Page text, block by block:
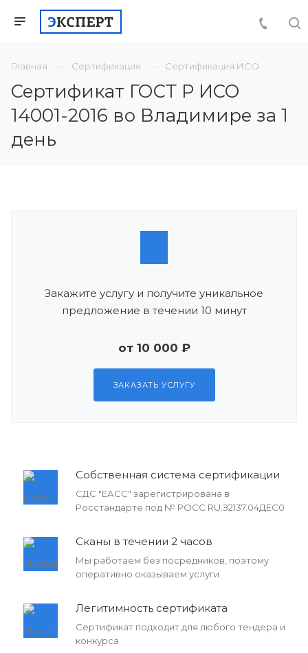
Главная Сертификация Сертификация ИСО
Сертификат ГОСТ Р ИСО
14001-2016 во Владимире за 1
день
Закажите услугу и получите уникальное
предложение в течении 10 минут
от 10 000 ₽
ЗАКАЗАТЬ УСЛУГУ
Собственная система сертификации
СДС "ЕАСС" зарегистрирована в
Росстандарте под № РОСС RU.З2137.04ДЕС0
Сканы в течении 2 часов
Мы работаем без посредников, поэтому
оперативно оказываем услуги
Легитимность сертификата
Сертификат подходит для любого тендера и
конкурса